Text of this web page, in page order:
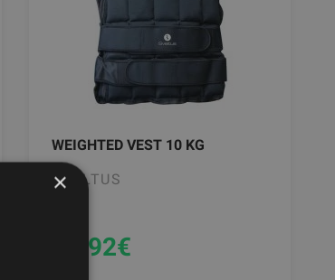
WEIGHTED VEST 10 KG
SVELTUS
62.92€
×